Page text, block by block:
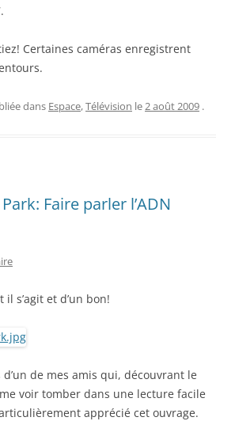
Certaines caméras enregistrent
dans Espace,Télévision le2 août 2009 .
Park: Faire parler l’ADN
il s’agit et d’un bon!
de mes amis qui, découvrant le
voir tomber dans une lecture facile
apprécié cet ouvrage.